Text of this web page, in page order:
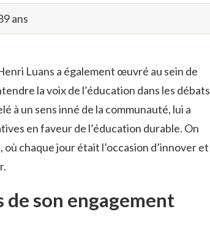
ans
Luans a également œuvré au sein de
la voix de l’éducation dans les débats
à un sens inné de la communauté, lui a
en faveur de l’éducation durable. On
chaque jour était l’occasion d’innover et
de son engagement